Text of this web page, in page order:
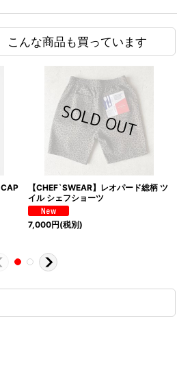
こんな商品も買っています
【CHEF`SWEAR】レオパード総柄 ツ
イル シェフショーツ
7,000円(税別)